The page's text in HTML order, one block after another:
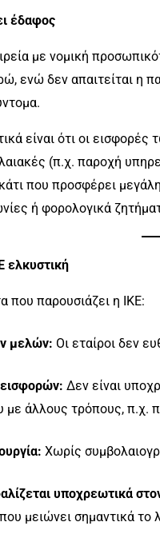
έδαφος
με νομική
ενώ δεν απαιτείται η
είναι ότι οι
(π.χ. παροχή
που προσφέρει
ή φορολογικά
ελκυστική
που παρουσιάζει η ΙΚΕ:
μελών: Οι εταίροι δεν
Δεν είναι
με άλλους τρόπους, π.χ.
Χωρίς
υποχρεωτικά
μειώνει σημαντικά